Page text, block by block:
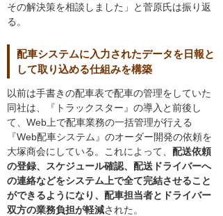
その解決策を相談しました」と菅原氏は振り返
る。
配車システムに入力されたデータを日報と
して取り込める仕組みを構築
以前は手書きの配車表で配車の管理をしていた
同社は、『トラックスター』の導入と前後し
て、Web上で配車業務の一括管理が行える
『Web配車システム』のオーダー開発の依頼を
大塚商会にしている。これによって、 配送依頼
の登録、スケジュール確認、配送ドライバーへ
の連絡などをシステム上で全て完結させること
ができるようになり、配車担当者とドライバー
双方の業務負担が軽減された。